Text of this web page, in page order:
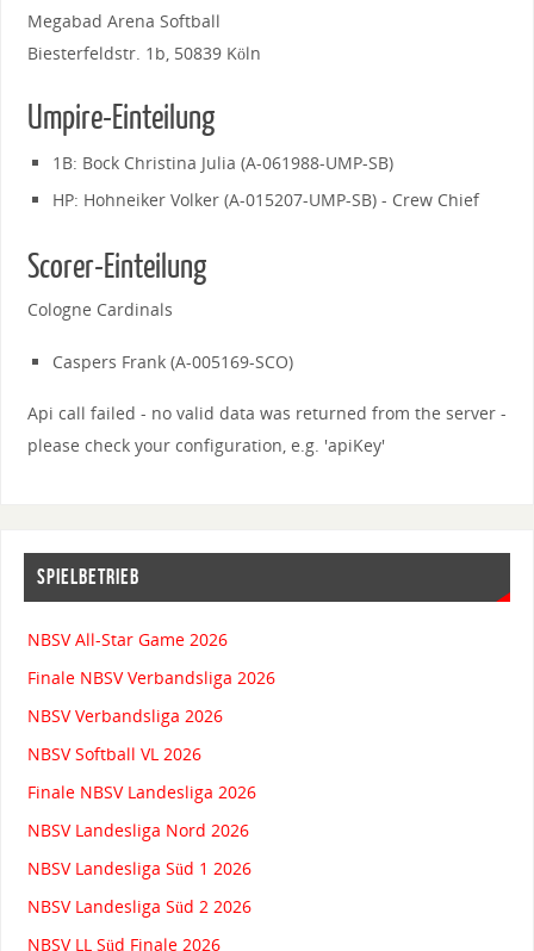
Megabad Arena Softball
Biesterfeldstr. 1b, 50839 Köln
Umpire-Einteilung
1B: Bock Christina Julia (A-061988-UMP-SB)
HP: Hohneiker Volker (A-015207-UMP-SB) - Crew Chief
Scorer-Einteilung
Cologne Cardinals
Caspers Frank (A-005169-SCO)
Api call failed - no valid data was returned from the server -
please check your configuration, e.g. 'apiKey'
SPIELBETRIEB
NBSV All-Star Game 2026
Finale NBSV Verbandsliga 2026
NBSV Verbandsliga 2026
NBSV Softball VL 2026
Finale NBSV Landesliga 2026
NBSV Landesliga Nord 2026
NBSV Landesliga Süd 1 2026
NBSV Landesliga Süd 2 2026
NBSV LL Süd Finale 2026